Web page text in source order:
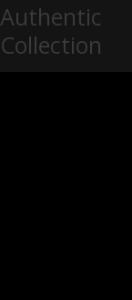
Authentic
Collection